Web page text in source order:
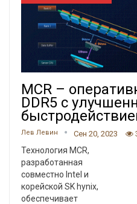
MCR –
DDR5 с
Лев Левин Сен 20, 2023
Технология MCR,
разработанная
совместно Intel и
корейской SK hynix,
обеспечивает